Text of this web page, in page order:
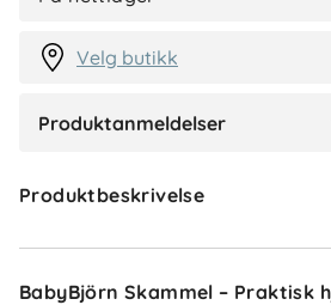
Velg butikk
Produktanmeldelser
Produktbeskrivelse
BabyBjörn Skammel – Praktisk